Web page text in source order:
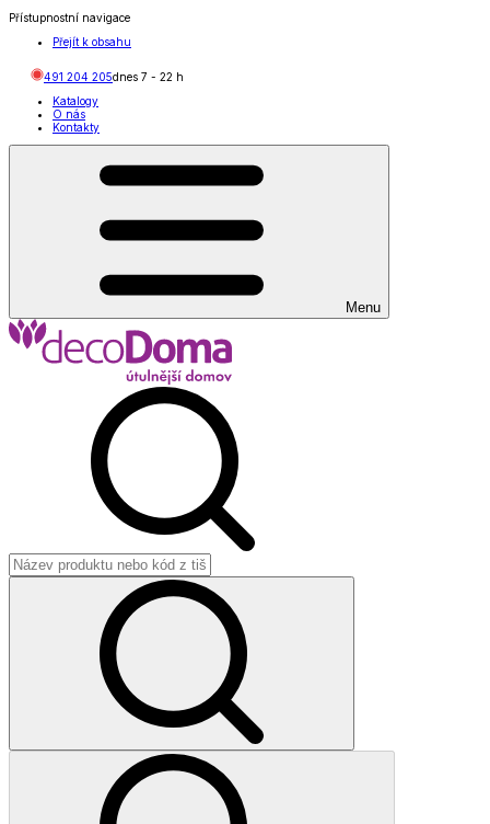
Přístupnostní navigace
Přejít k obsahu
491 204 205dnes 7 - 22 h
Katalogy
O nás
Kontakty
Menu